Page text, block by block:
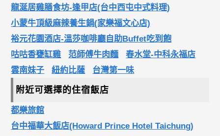
龍涎居雞膳食坊-逢甲店(台中西屯中式料理)
小蒙牛頂級麻辣養生鍋(家樂福文心店)
裕元花園酒店-溫莎咖啡廳自助Buffet吃到飽
咕咕香甕缸雞
范師傅牛肉麵
春水堂-中科永福店
雲南妹子
紐約比薩 台灣第一味
附近可選擇的住宿飯店
都樂旅館
台中福華大飯店(Howard Prince Hotel Taichung)